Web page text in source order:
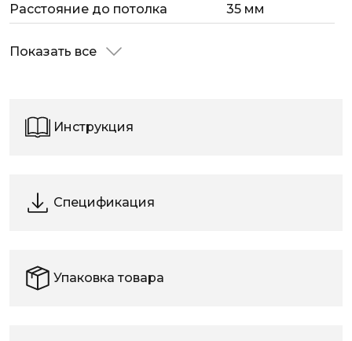
Расстояние до потолка
35 мм
Показать все
Инструкция
Спецификация
Упаковка товара